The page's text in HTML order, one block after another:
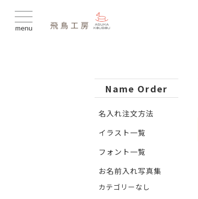
menu
Name Order
名入れ注文方法
イラスト一覧
フォント一覧
お名前入れ写真集
カテゴリーなし